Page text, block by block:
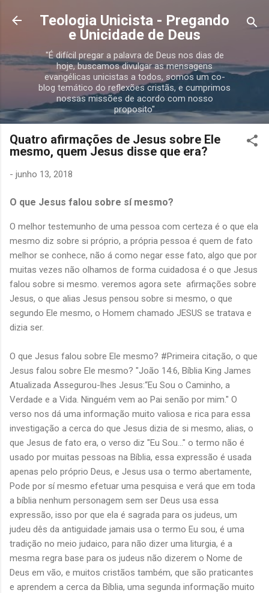
Pular para o conteúdo principal
Teologia Unicista - Pregando
e Unicidade de Deus
"É difícil pregar a palavra de Deus nos dias de
hoje, buscamos divulgar as mensagens
evangélicas unicistas a todos, somos um co-
blog temático do reflexões cristãs, e cumprimos
nossas missões de acordo com nosso
proposito"
Quatro afirmações de Jesus sobre Ele
mesmo, quem Jesus disse que era?
- junho 13, 2018
O que Jesus falou sobre sí mesmo?
O melhor testemunho de uma pessoa com certeza é o que ela
mesmo diz sobre si próprio, a própria pessoa é quem de fato
melhor se conhece, não á como negar esse fato, algo que por
muitas vezes não olhamos de forma cuidadosa é o que Jesus
falou sobre si mesmo. veremos agora sete afirmações sobre
Jesus, o que alias Jesus pensou sobre si mesmo, o que
segundo Ele mesmo, o Homem chamado JESUS se tratava e
dizia ser.
O que Jesus falou sobre Ele mesmo? #Primeira citação, o que
Jesus falou sobre Ele mesmo? "João 14:6, Bíblia King James
Atualizada Assegurou-lhes Jesus:“Eu Sou o Caminho, a
Verdade e a Vida. Ninguém vem ao Pai senão por mim." O
verso nos dá uma informação muito valiosa e rica para essa
investigação a cerca do que Jesus dizia de si mesmo, alias, o
que Jesus de fato era, o verso diz "Eu Sou..." o termo não é
usado por muitas pessoas na Bíblia, essa expressão é usada
apenas pelo próprio Deus, e Jesus usa o termo abertamente,
Pode por sí mesmo efetuar uma pesquisa e verá que em toda
a bíblia nenhum personagem sem ser Deus usa essa
expressão, isso por que ela é sagrada para os judeus, um
judeu dês da antiguidade jamais usa o termo Eu sou, é uma
tradição no meio judaico, para não dizer uma liturgia, é a
mesma regra base para os judeus não dizerem o Nome de
Deus em vão, e muitos cristãos também, que são praticantes
e aprendem a cerca da Bíblia, uma segunda informação muito